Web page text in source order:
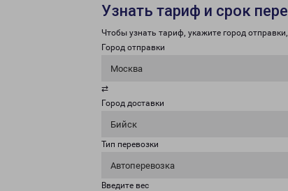
Узнать тариф и срок
Чтобы узнать тариф, укажите город
Город отправки
Москва
⇄
Город доставки
Бийск
Тип перевозки
Автоперевозка
Введите вес